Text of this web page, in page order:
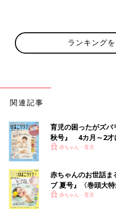
ランキング
関連記事
育児の困ったがズバ
秋号』 4カ月～2才
いっぱい！
赤ちゃん・育児
赤ちゃんのお世話ま
ブ 夏号』〈巻頭大
く！ おっぱい・ミ
赤ちゃん・育児